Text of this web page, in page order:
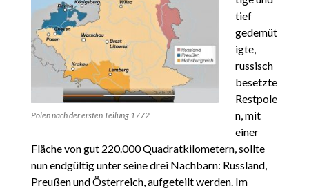
Polen nach der ersten Teilung 1772
tief
gedemüt
igte,
russisch
besetzte
Restpole
n, mit
einer
Fläche von gut 220.000 Quadratkilometern, sollte
nun endgültig unter seine drei Nachbarn: Russland,
Preußen und Österreich, aufgeteilt werden. Im